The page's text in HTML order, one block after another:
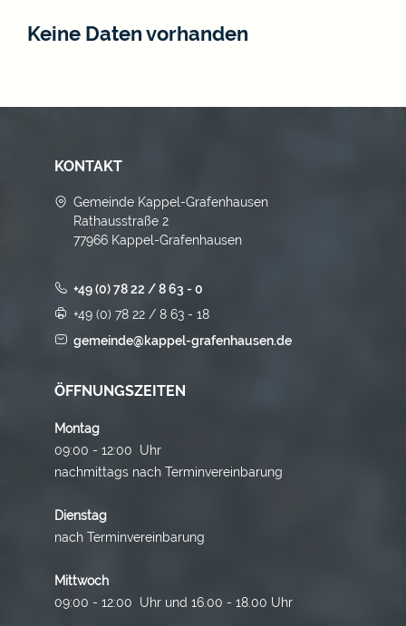
Keine Daten vorhanden
KONTAKT
Gemeinde Kappel-Grafenhausen
Rathausstraße 2
77966 Kappel-Grafenhausen
+49 (0) 78 22 / 8 63 - 0
+49 (0) 78 22 / 8 63 - 18
gemeinde@kappel-grafenhausen.de
ÖFFNUNGSZEITEN
Montag
09:00 - 12:00 Uhr
nachmittags nach Terminvereinbarung
Dienstag
nach Terminvereinbarung
Mittwoch
09:00 - 12:00 Uhr und 16.00 - 18.00 Uhr